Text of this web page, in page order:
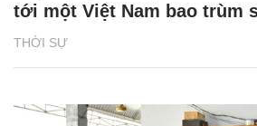
THỜI SỰ
tới một Việt Nam bao trùm